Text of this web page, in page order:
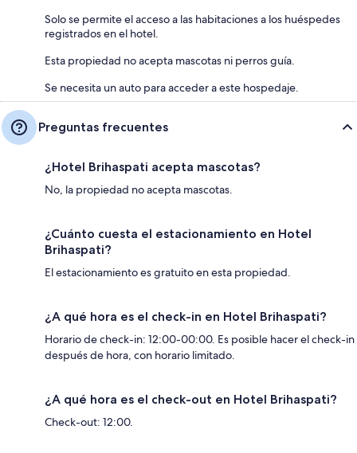
Solo se permite el acceso a las habitaciones a los huéspedes
registrados en el hotel.
Esta propiedad no acepta mascotas ni perros guía.
Se necesita un auto para acceder a este hospedaje.
Preguntas frecuentes
¿Hotel Brihaspati acepta mascotas?
No, la propiedad no acepta mascotas.
¿Cuánto cuesta el estacionamiento en Hotel
Brihaspati?
El estacionamiento es gratuito en esta propiedad.
¿A qué hora es el check-in en Hotel Brihaspati?
Horario de check-in: 12:00-00:00. Es posible hacer el check-in
después de hora, con horario limitado.
¿A qué hora es el check-out en Hotel Brihaspati?
Check-out: 12:00.